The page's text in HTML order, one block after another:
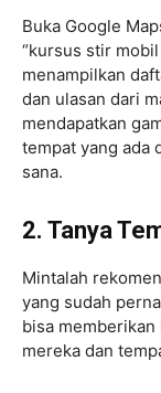
Buka Google
“kursus stir
menampilkan
dan ulasan dari
mendapatkan
tempat yang ada
sana.
2. Tanya
Mintalah
yang sudah
bisa
mereka dan